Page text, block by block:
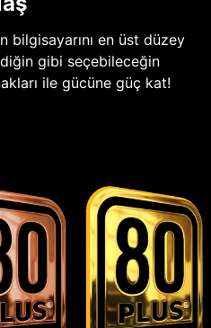
bilgisayarını en üst düzey
gibi seçebileceğin
ile gücüne güç kat!